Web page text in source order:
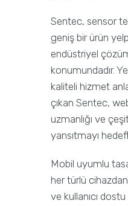
Sentec, sensor
geniş bir ürün
endüstriyel
konumundadır.
kaliteli hizmet
çıkan Sentec,
uzmanlığı ve
yansıtmayı
Mobil uyumlu
her türlü
ve kullanıcı